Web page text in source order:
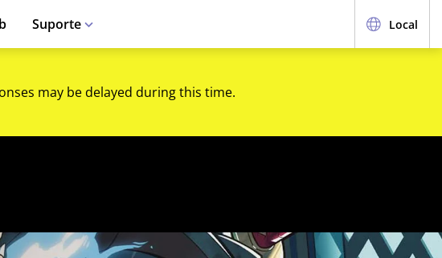
Suporte Local
may be delayed during this time.